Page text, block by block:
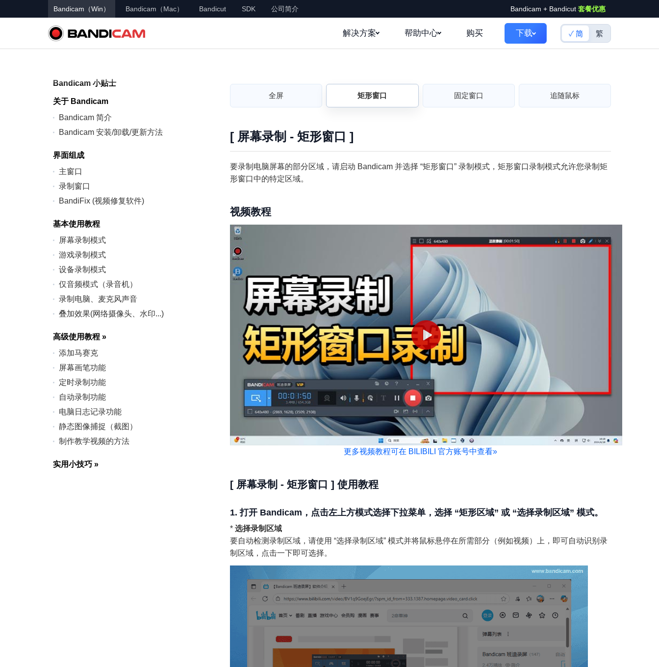
Bandicam（Win） Bandicam（Mac） Bandicut SDK 公司简介 Bandicam + Bandicut 套餐优惠
解决方案 帮助中心 购买 下载 简 繁
Bandicam 小贴士
关于 Bandicam
Bandicam 简介
Bandicam 安装/卸载/更新方法
界面组成
主窗口
录制窗口
BandiFix (视频修复软件)
基本使用教程
屏幕录制模式
游戏录制模式
设备录制模式
仅音频模式（录音机）
录制电脑、麦克风声音
叠加效果(网络摄像头、水印...)
高级使用教程 »
添加马赛克
屏幕画笔功能
定时录制功能
自动录制功能
电脑日志记录功能
静态图像捕捉（截图）
制作教学视频的方法
实用小技巧 »
全屏 矩形窗口 固定窗口 追随鼠标
[ 屏幕录制 - 矩形窗口 ]
要录制电脑屏幕的部分区域，请启动 Bandicam 并选择 “矩形窗口” 录制模式，矩形窗口录制模式允许您录制矩
形窗口中的特定区域。
视频教程
更多视频教程可在 BILIBILI 官方账号中查看»
[ 屏幕录制 - 矩形窗口 ] 使用教程
1. 打开 Bandicam，点击左上方模式选择下拉菜单，选择 “矩形区域” 或 “选择录制区域” 模式。
* 选择录制区域
要自动检测录制区域，请使用 “选择录制区域” 模式并将鼠标悬停在所需部分（例如视频）上，即可自动识别录
制区域，点击一下即可选择。